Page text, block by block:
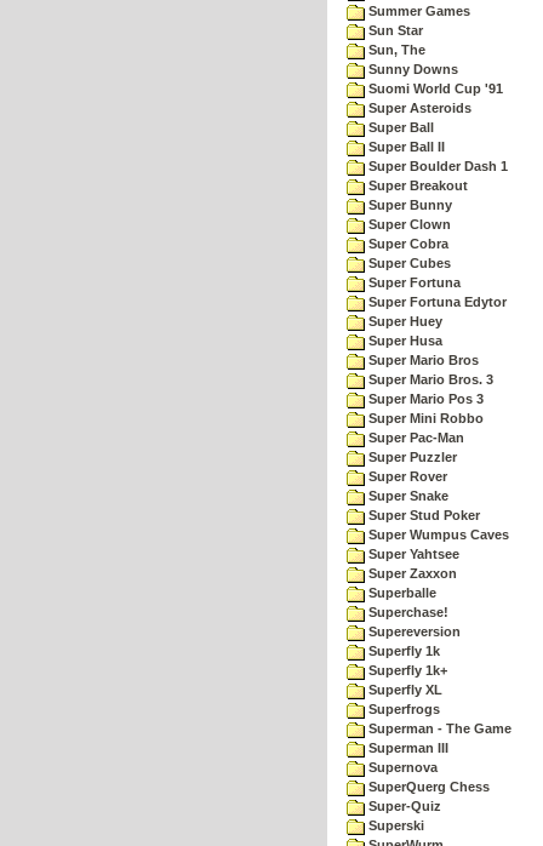
Summer Games
Sun Star
Sun, The
Sunny Downs
Suomi World Cup '91
Super Asteroids
Super Ball
Super Ball II
Super Boulder Dash 1
Super Breakout
Super Bunny
Super Clown
Super Cobra
Super Cubes
Super Fortuna
Super Fortuna Edytor
Super Huey
Super Husa
Super Mario Bros
Super Mario Bros. 3
Super Mario Pos 3
Super Mini Robbo
Super Pac-Man
Super Puzzler
Super Rover
Super Snake
Super Stud Poker
Super Wumpus Caves
Super Yahtsee
Super Zaxxon
Superballe
Superchase!
Supereversion
Superfly 1k
Superfly 1k+
Superfly XL
Superfrogs
Superman - The Game
Superman III
Supernova
SuperQuerg Chess
Super-Quiz
Superski